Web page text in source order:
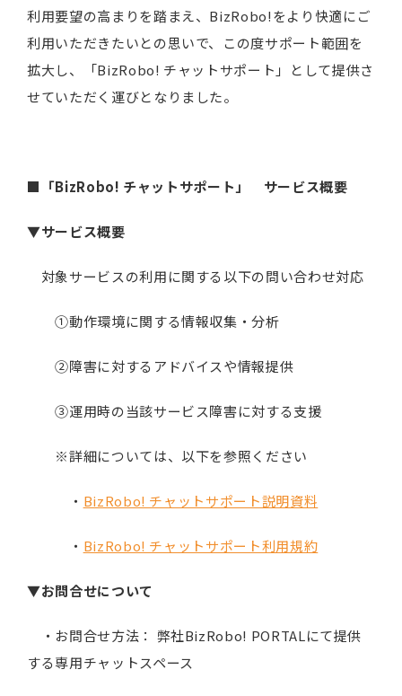
利用要望の高まりを踏まえ、BizRobo!をより快適にご
利用いただきたいとの思いで、この度サポート範囲を
拡大し、「BizRobo! チャットサポート」として提供さ
せていただく運びとなりました。
■ 「BizRobo! チャットサポート」 サービス概要
▼サービス概要
対象サービスの利用に関する以下の問い合わせ対応
①動作環境に関する情報収集・分析
②障害に対するアドバイスや情報提供
③運用時の当該サービス障害に対する支援
※詳細については、以下を参照ください
・ BizRobo! チャットサポート説明資料
・ BizRobo! チャットサポート利用規約
▼お問合せについて
・お問合せ方法： 弊社BizRobo! PORTALにて提供
する専用チャットスペース